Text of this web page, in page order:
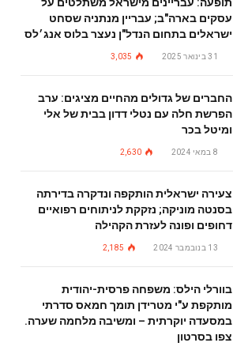
עסקים בארה"ב; עבריין מנתניה שסחט
ישראלים בתחום הנדל"ן נעצר בלוס אנג׳לס
31 בינואר 2025 3,035
החברים של גדולים מהחיים מציגים: ערב
הפרשת חלה עם נטלי דדון בבית של אלי
ומיטל בכר
8 במאי 2024 2,630
צעירה ישראלית הותקפה ונדקרה בדירתה
בסנטה מוניקה; נזקקת לניתוחים רפואיים
דחופים ופונה לעזרת הקהילה
13 בנובמבר 2024 2,185
בוורלי הילס: משפחה פרסית-יהודית
מותקפת ע"י מטרידן תומך חמאס סדרתי
במסעדה יוקרתית – ומשיבה מלחמה שערה.
צפו בסרטון